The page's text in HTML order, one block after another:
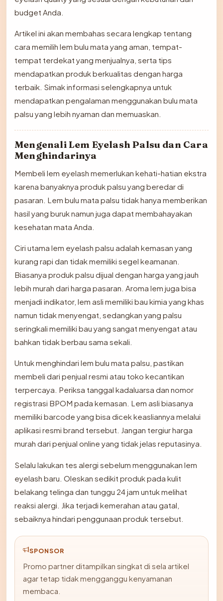
budget Anda.
Artikel ini akan membahas secara lengkap tentang
cara memilih lem bulu mata yang aman, tempat-
tempat terdekat yang menjualnya, serta tips
mendapatkan produk berkualitas dengan harga
terbaik. Simak informasi selengkapnya untuk
mendapatkan pengalaman menggunakan bulu mata
palsu yang lebih nyaman dan memuaskan.
Mengenali Lem Eyelash Palsu dan Cara
Menghindarinya
Membeli lem eyelash memerlukan kehati-hatian ekstra
karena banyaknya produk palsu yang beredar di
pasaran. Lem bulu mata palsu tidak hanya memberikan
hasil yang buruk namun juga dapat membahayakan
kesehatan mata Anda.
Ciri utama lem eyelash palsu adalah kemasan yang
kurang rapi dan tidak memiliki segel keamanan.
Biasanya produk palsu dijual dengan harga yang jauh
lebih murah dari harga pasaran. Aroma lem juga bisa
menjadi indikator, lem asli memiliki bau kimia yang khas
namun tidak menyengat, sedangkan yang palsu
seringkali memiliki bau yang sangat menyengat atau
bahkan tidak berbau sama sekali.
Untuk menghindari lem bulu mata palsu, pastikan
membeli dari penjual resmi atau toko kecantikan
terpercaya. Periksa tanggal kadaluarsa dan nomor
registrasi BPOM pada kemasan. Lem asli biasanya
memiliki barcode yang bisa dicek keasliannya melalui
aplikasi resmi brand tersebut. Jangan tergiur harga
murah dari penjual online yang tidak jelas reputasinya.
Selalu lakukan tes alergi sebelum menggunakan lem
eyelash baru. Oleskan sedikit produk pada kulit
belakang telinga dan tunggu 24 jam untuk melihat
reaksi alergi. Jika terjadi kemerahan atau gatal,
sebaiknya hindari penggunaan produk tersebut.
SPONSOR
Promo partner ditampilkan singkat di sela artikel
agar tetap tidak mengganggu kenyamanan
membaca.